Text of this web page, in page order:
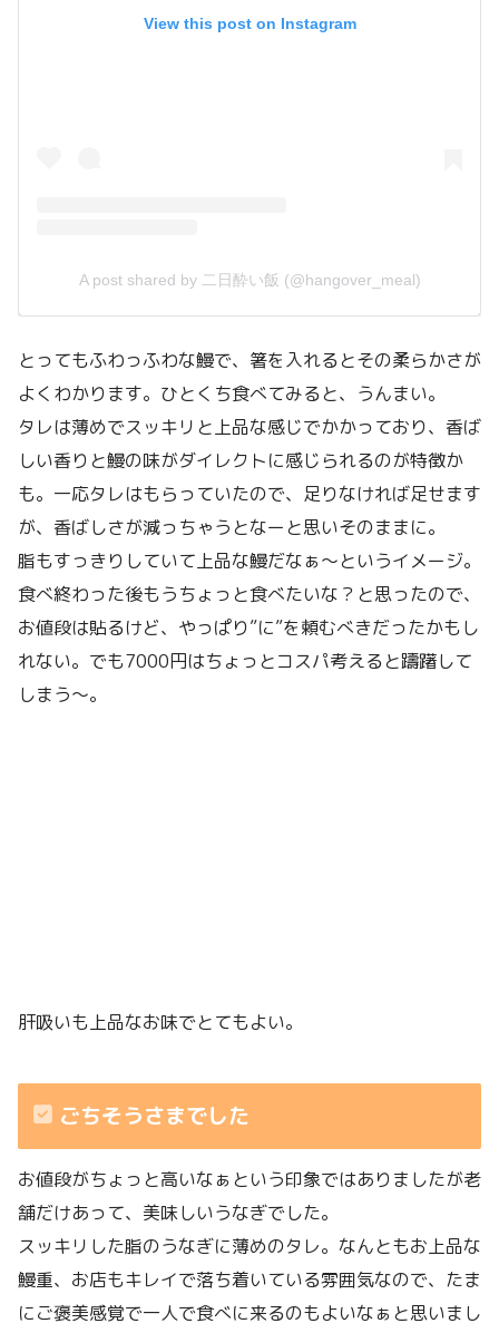
View this post on Instagram
A post shared by 二日酔い飯 (@hangover_meal)
とってもふわっふわな鰻で、箸を入れるとその柔らかさが
よくわかります。ひとくち食べてみると、うんまい。
タレは薄めでスッキリと上品な感じでかかっており、香ば
しい香りと鰻の味がダイレクトに感じられるのが特徴か
も。一応タレはもらっていたので、足りなければ足せます
が、香ばしさが減っちゃうとなーと思いそのままに。
脂もすっきりしていて上品な鰻だなぁ〜というイメージ。
食べ終わった後もうちょっと食べたいな？と思ったので、
お値段は貼るけど、やっぱり”に”を頼むべきだったかもし
れない。でも7000円はちょっとコスパ考えると躊躇して
しまう〜。
肝吸いも上品なお味でとてもよい。
ごちそうさまでした
お値段がちょっと高いなぁという印象ではありましたが老
舗だけあって、美味しいうなぎでした。
スッキリした脂のうなぎに薄めのタレ。なんともお上品な
鰻重、お店もキレイで落ち着いている雰囲気なので、たま
にご褒美感覚で一人で食べに来るのもよいなぁと思いまし